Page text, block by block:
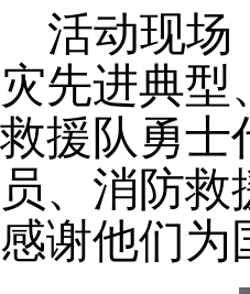
活动现场
灾先进典型
救援队勇士
员、消防
感谢他们为